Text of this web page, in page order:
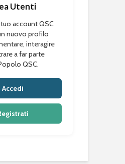
Utenti
account QSC
nuovo profilo
interagire
a far parte
QSC.
Accedi